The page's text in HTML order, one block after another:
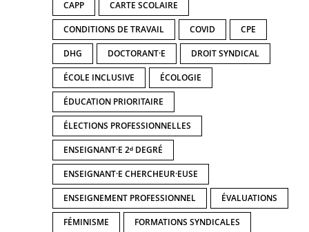
CAPP CARTE SCOLAIRE
CONDITIONS DE TRAVAIL COVID CPE
DHG DOCTORANT·E DROIT SYNDICAL
ÉCOLE INCLUSIVE ÉCOLOGIE
ÉDUCATION PRIORITAIRE
ÉLECTIONS PROFESSIONNELLES
ENSEIGNANT·E 2ᵈ DEGRÉ
ENSEIGNANT·E CHERCHEUR·EUSE
ENSEIGNEMENT PROFESSIONNEL ÉVALUATIONS
FÉMINISME FORMATIONS SYNDICALES